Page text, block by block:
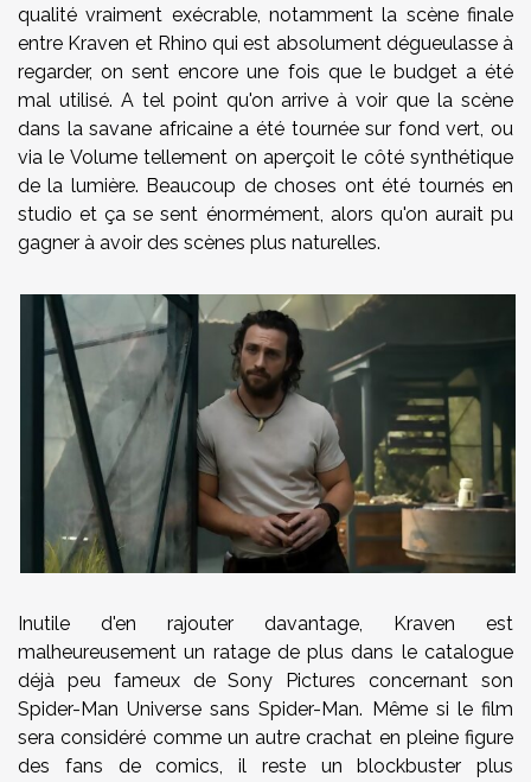
qualité vraiment exécrable, notamment la scène finale
entre Kraven et Rhino qui est absolument dégueulasse à
regarder, on sent encore une fois que le budget a été
mal utilisé. A tel point qu'on arrive à voir que la scène
dans la savane africaine a été tournée sur fond vert, ou
via le Volume tellement on aperçoit le côté synthétique
de la lumière. Beaucoup de choses ont été tournés en
studio et ça se sent énormément, alors qu'on aurait pu
gagner à avoir des scènes plus naturelles.
Inutile d'en rajouter davantage, Kraven est
malheureusement un ratage de plus dans le catalogue
déjà peu fameux de Sony Pictures concernant son
Spider-Man Universe sans Spider-Man. Même si le film
sera considéré comme un autre crachat en pleine figure
des fans de comics, il reste un blockbuster plus